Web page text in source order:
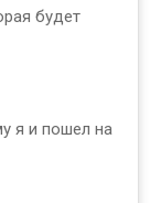
будет
я и пошел на